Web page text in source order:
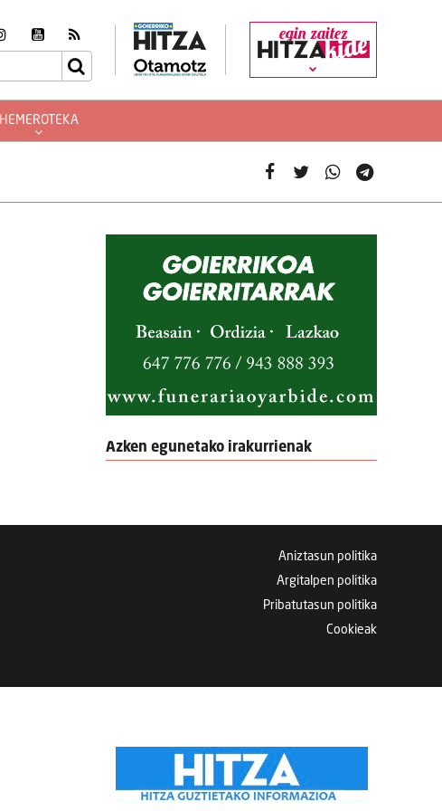
egin zaitez
HEMEROTEKA
Azken egunetako irakurrienak
Aniztasun politika
Argitalpen politika
Pribatutasun politika
Cookieak